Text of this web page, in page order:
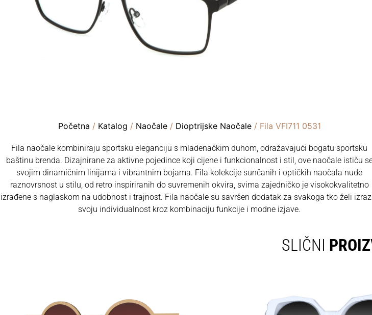
Početna / Katalog / Naočale/ Dioptrijske Naočale/ Fila VFI711 0531
Fila naočale kombiniraju sportsku eleganciju s mladenačkim duhom, odražavajući bogatu sportsku
baštinu brenda. Dizajnirane za aktivne pojedince koji cijene i funkcionalnost i stil, ove naočale ističu
svojim dinamičnim linijama i vibrantnim bojama. Fila kolekcije sunčanih i optičkih naočala nude
raznovrsnost u stilu, od retro inspiriranih do suvremenih okvira, svima zajedničko je visokokvalitetno
izrađene s naglaskom na udobnost i trajnost. Fila naočale su savršen dodatak za svakoga tko želi
svoju individualnost kroz kombinaciju funkcije i modne izjave.
SLIČNI